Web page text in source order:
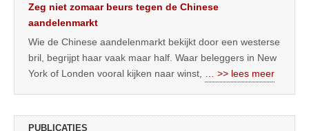
Zeg niet zomaar beurs tegen de Chinese
aandelenmarkt
Wie de Chinese aandelenmarkt bekijkt door een westerse
bril, begrijpt haar vaak maar half. Waar beleggers in New
York of Londen vooral kijken naar winst,
… >> lees meer
PUBLICATIES